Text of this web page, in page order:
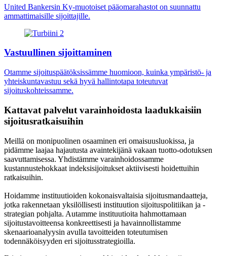
United Bankersin Ky-muotoiset pääomarahastot on suunnattu
ammattimaisille sijoittajille.
Vastuullinen sijoittaminen
Otamme sijoituspäätöksissämme huomioon, kuinka ympäristö- ja
yhteiskuntavastuu sekä hyvä hallintotapa toteutuvat
sijoituskohteissamme.
Kattavat palvelut varainhoidosta laadukkaisiin
sijoitusratkaisuihin
Meillä on monipuolinen osaaminen eri omaisuusluokissa, ja
pidämme laajaa hajautusta avaintekijänä vakaan tuotto-odotuksen
saavuttamisessa. Yhdistämme varainhoidossamme
kustannustehokkaat indeksisijoitukset aktiivisesti hoidettuihin
ratkaisuihin.
Hoidamme instituutioiden kokonaisvaltaisia sijoitusmandaatteja,
jotka rakennetaan yksilöllisesti instituution sijoituspolitiikan ja -
strategian pohjalta. Autamme instituutioita hahmottamaan
sijoitustavoitteensa konkreettisesti ja havainnollistamme
skenaarioanalyysin avulla tavoitteiden toteutumisen
todennäköisyyden eri sijoitusstrategioilla.